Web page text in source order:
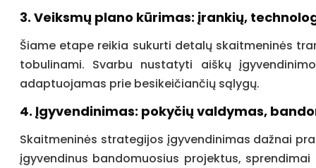
3. Veiksmų plano kūrimas: įrankių,
Šiame etape reikia sukurti detalų skaitmeninės
tobulinami. Svarbu nustatyti aiškų
adaptuojamas prie besikeičiančių sąlygų.
4. Įgyvendinimas: pokyčių valdymas,
Skaitmeninės strategijos įgyvendinimas dažnai
įgyvendinus bandomuosius projektus,